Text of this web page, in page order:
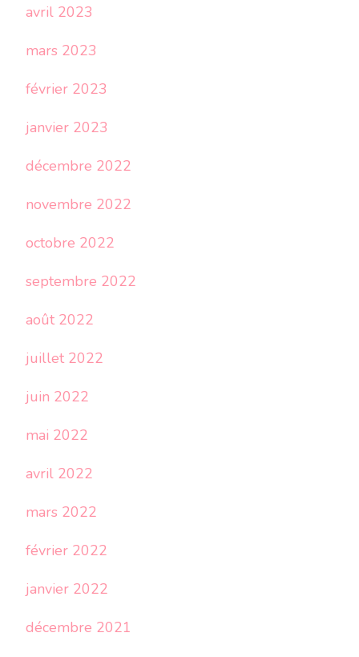
avril 2023
mars 2023
février 2023
janvier 2023
décembre 2022
novembre 2022
octobre 2022
septembre 2022
août 2022
juillet 2022
juin 2022
mai 2022
avril 2022
mars 2022
février 2022
janvier 2022
décembre 2021